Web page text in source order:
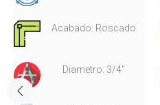
Acabado: Roscado
Diametro: 3/4"